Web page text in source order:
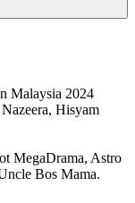
Malaysia 2024
Hisyam
MegaDrama, Astro
Bos Mama.